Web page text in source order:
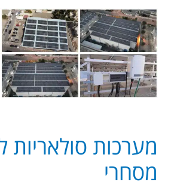
מערכות סולאריות
מסחרי